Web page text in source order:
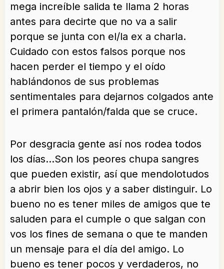
mega increíble salida te llama 2 horas
antes para decirte que no va a salir
porque se junta con el/la ex a charla.
Cuidado con estos falsos porque nos
hacen perder el tiempo y el oído
hablándonos de sus problemas
sentimentales para dejarnos colgados ante
el primera pantalón/falda que se cruce.
Por desgracia gente así nos rodea todos
los días…Son los peores chupa sangres
que pueden existir, así que mendolotudos
a abrir bien los ojos y a saber distinguir. Lo
bueno no es tener miles de amigos que te
saluden para el cumple o que salgan con
vos los fines de semana o que te manden
un mensaje para el día del amigo. Lo
bueno es tener pocos y verdaderos, no